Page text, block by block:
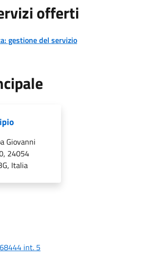
offerti
gestione del servizio
Giovanni
24054
Italia
int. 5